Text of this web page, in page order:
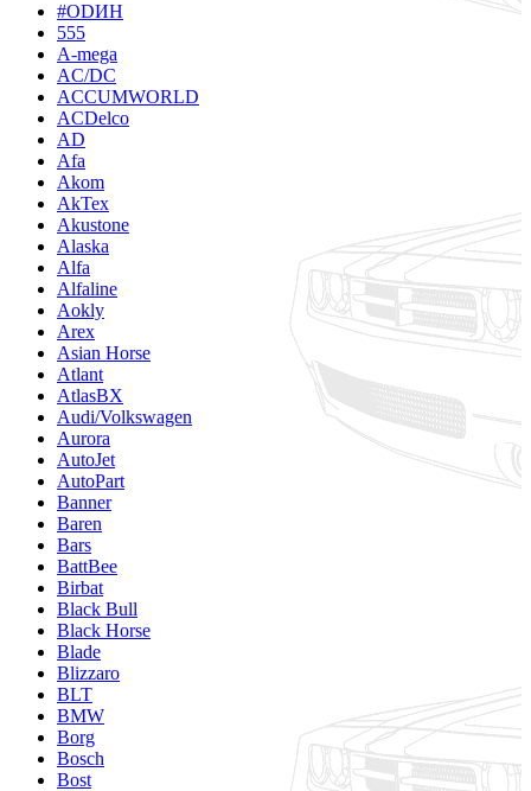
#ODИН
555
A-mega
AC/DC
ACCUMWORLD
ACDelco
AD
Afa
Akom
AkTex
Akustone
Alaska
Alfa
Alfaline
Aokly
Arex
Asian Horse
Atlant
AtlasBX
Audi/Volkswagen
Aurora
AutoJet
AutoPart
Banner
Baren
Bars
BattBee
Birbat
Black Bull
Black Horse
Blade
Blizzaro
BLT
BMW
Borg
Bosch
Bost